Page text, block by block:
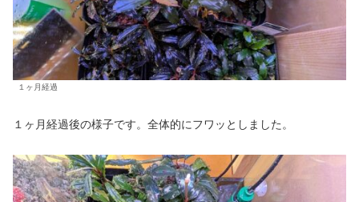
１ヶ月経過
１ヶ月経過後の様子です。全体的にフワッとしました。